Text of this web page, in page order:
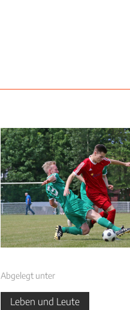
Abgelegt unter
Leben und Leute